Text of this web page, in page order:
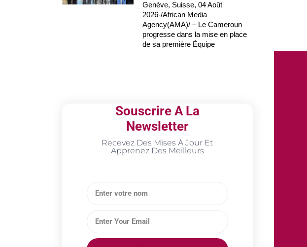
Genève, Suisse, 04 Août
2026-/African Media
Agency(AMA)/ – Le Cameroun
progresse dans la mise en place
de sa première Équipe
Souscrire A La
Newsletter
Recevez Des Mises À Jour Et
Apprenez Des Meilleurs